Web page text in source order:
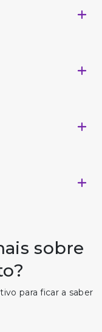
sobre
para ficar a saber